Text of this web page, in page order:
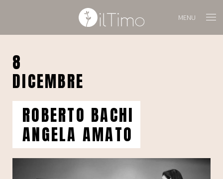
MENU
8
DICEMBRE
ROBERTO BACHI
ANGELA AMATO